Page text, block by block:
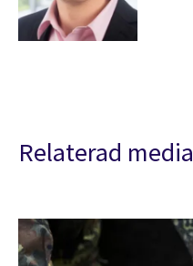
Relaterad media